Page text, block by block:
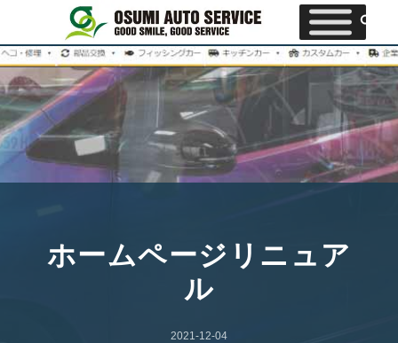
ホームページリニュア
ル
2021-12-04